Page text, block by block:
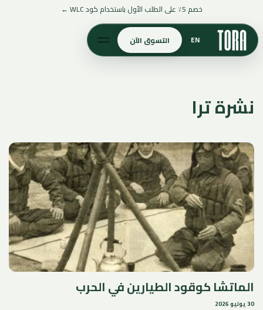
خصم 5٪ على الطلب الأول باستخدام كود WLC ←
EN التسوق الآن
نشرة ترا
الماتشا كوقود الطيارين في الحرب
30 يوليو 2026